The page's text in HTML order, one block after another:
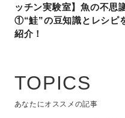
ッチン実験室】魚の不思
①“鮭”の豆知識とレシピ
紹介！
TOPICS
あなたにオススメの記事